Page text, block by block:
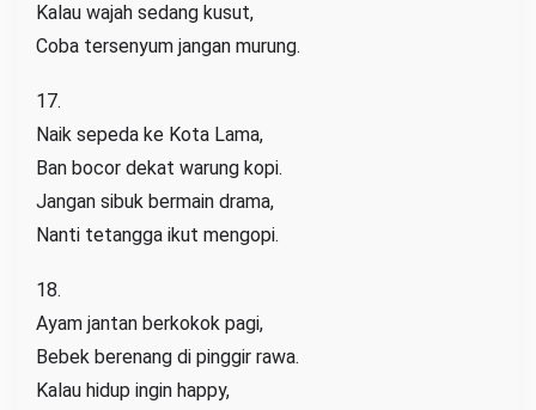
Kalau wajah sedang kusut,
Coba tersenyum jangan murung.
17.
Naik sepeda ke Kota Lama,
Ban bocor dekat warung kopi.
Jangan sibuk bermain drama,
Nanti tetangga ikut mengopi.
18.
Ayam jantan berkokok pagi,
Bebek berenang di pinggir rawa.
Kalau hidup ingin happy,